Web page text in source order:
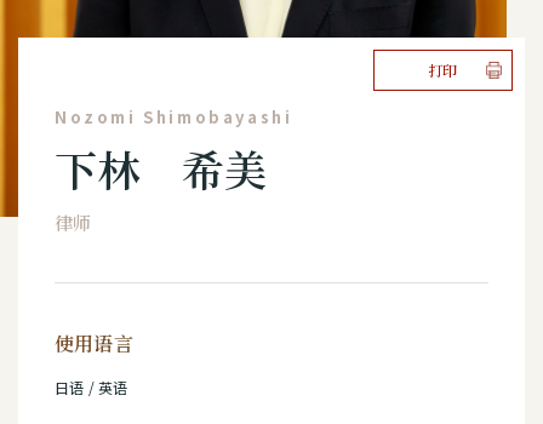
打印
Nozomi Shimobayashi
下林 希美
律师
使用语言
日语 / 英语